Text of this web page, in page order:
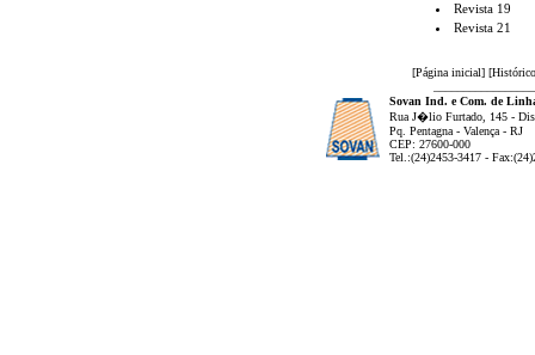
Revista 19
Revista 21
[Página inicial] [Histórico
Sovan Ind. e Com. de
Rua J�lio Furtado, 145 -
Pq. Pentagna - Valença - RJ
CEP: 27600-000
Tel.:(24)2453-3417 -